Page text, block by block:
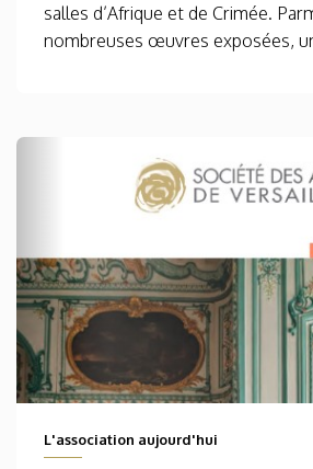
salles d’Afrique et de Crimée.
nombreuses œuvres exposées,
L'association aujourd'hui